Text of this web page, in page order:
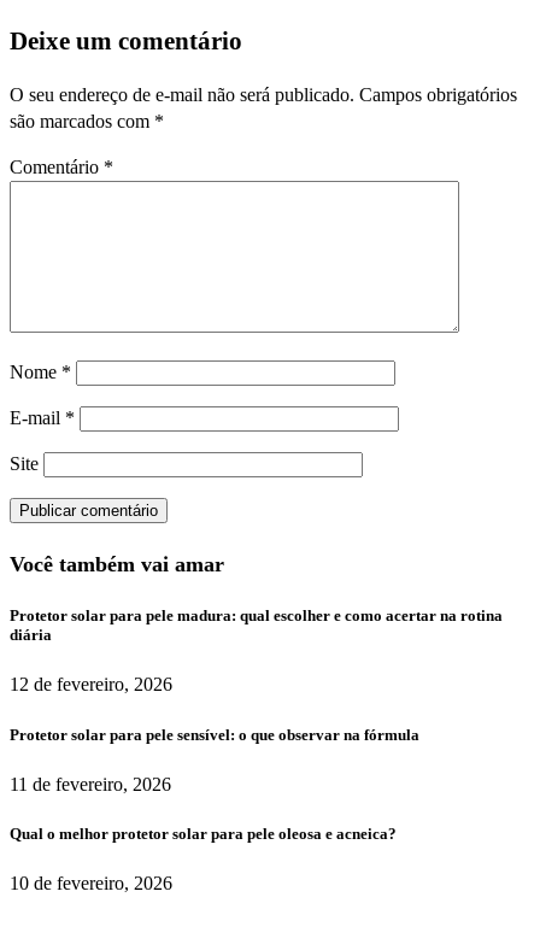
Deixe um comentário
O seu endereço de e-mail não será publicado. Campos obrigatórios
são marcados com *
Comentário *
Nome *
E-mail *
Site
Você também vai amar
Protetor solar para pele madura: qual escolher e como acertar na rotina
diária
12 de fevereiro, 2026
Protetor solar para pele sensível: o que observar na fórmula
11 de fevereiro, 2026
Qual o melhor protetor solar para pele oleosa e acneica?
10 de fevereiro, 2026